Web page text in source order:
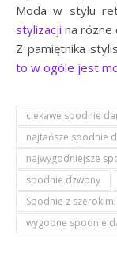
Moda w stylu
stylizacji na rózne
Z pamiętnika
to w ogóle jest
ciekawe spodnie
najtańsze spodnie
najwygodniejsze
spodnie dzwony
Spodnie z
wygodne spodnie